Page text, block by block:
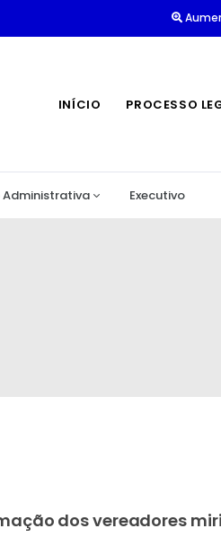
INÍCIO PROCESSO
Executivo
dos vereadores